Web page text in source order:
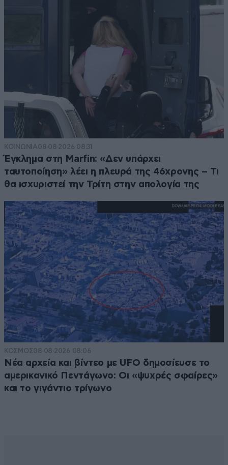
ΚΟΙΝΩΝΙΑ08·08·2026 08:31
Έγκλημα στη Marfin: «Δεν υπάρχει
ταυτοποίηση» λέει η πλευρά της 46χρονης – Τι
θα ισχυριστεί την Τρίτη στην απολογία της
ΚΟΣΜΟΣ08·08·2026 08:06
Νέα αρχεία και βίντεο με UFO δημοσίευσε το
αμερικανικό Πεντάγωνο: Οι «ψυχρές σφαίρες»
και το γιγάντιο τρίγωνο